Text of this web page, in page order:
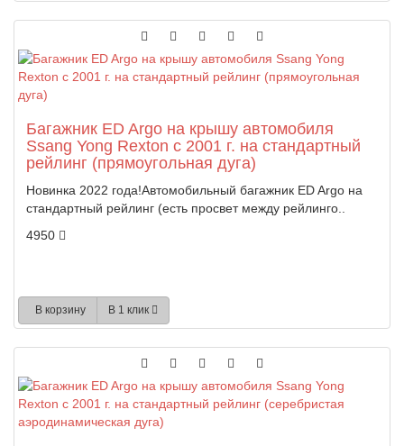
Багажник ED Argo на крышу автомобиля
Ssang Yong Rexton с 2001 г. на стандартный
рейлинг (прямоугольная дуга)
Новинка 2022 года!Автомобильный багажник ED Argo на
стандартный рейлинг (есть просвет между рейлинго..
4950
В корзину В 1 клик